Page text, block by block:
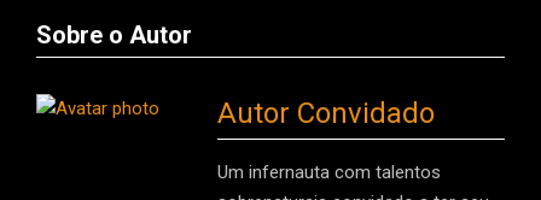
Sobre o Autor
Autor Convidado
Um infernauta com talentos